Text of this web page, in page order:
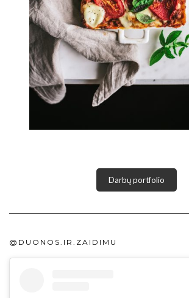
Darbų portfolio
@DUONOS.IR.ZAIDIMU